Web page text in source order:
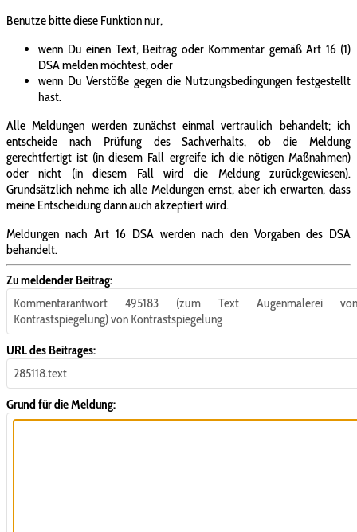
Benutze bitte diese Funktion nur,
wenn Du einen Text, Beitrag oder Kommentar gemäß Art 16 (1)
DSA melden möchtest, oder
wenn Du Verstöße gegen die Nutzungsbedingungen festgestellt
hast.
Alle Meldungen werden zunächst einmal vertraulich behandelt; ich
entscheide nach Prüfung des Sachverhalts, ob die Meldung
gerechtfertigt ist (in diesem Fall ergreife ich die nötigen Maßnahmen)
oder nicht (in diesem Fall wird die Meldung zurückgewiesen).
Grundsätzlich nehme ich alle Meldungen ernst, aber ich erwarten, dass
meine Entscheidung dann auch akzeptiert wird.
Meldungen nach Art 16 DSA werden nach den Vorgaben des DSA
behandelt.
Zu meldender Beitrag:
Kommentarantwort 495183 (zum Text Augenmalerei von
Kontrastspiegelung) von Kontrastspiegelung
URL des Beitrages:
285118.text
Grund für die Meldung: